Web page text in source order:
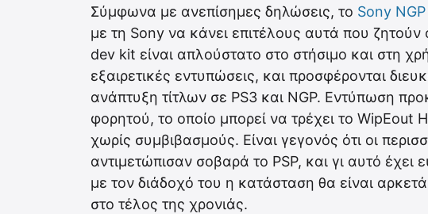
Σύμφωνα με ανεπίσημες δηλώσεις, το Sony NGP
με τη Sony να κάνει επιτέλους αυτά που ζητούν
dev kit είναι απλούστατο στο στήσιμο και στη
εξαιρετικές εντυπώσεις, και προσφέρονται
ανάπτυξη τίτλων σε PS3 και NGP. Εντύπωση
φορητού, το οποίο μπορεί να τρέχει το WipEout
χωρίς συμβιβασμούς. Είναι γεγονός ότι οι
αντιμετώπισαν σοβαρά το PSP, και γι αυτό
με τον διάδοχό του η κατάσταση θα είναι
στο τέλος της χρονιάς.